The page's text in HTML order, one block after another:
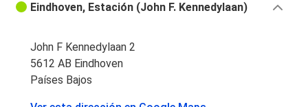
Eindhoven, Estación (John F. Kennedylaan)
John F Kennedylaan 2
5612 AB Eindhoven
Países Bajos